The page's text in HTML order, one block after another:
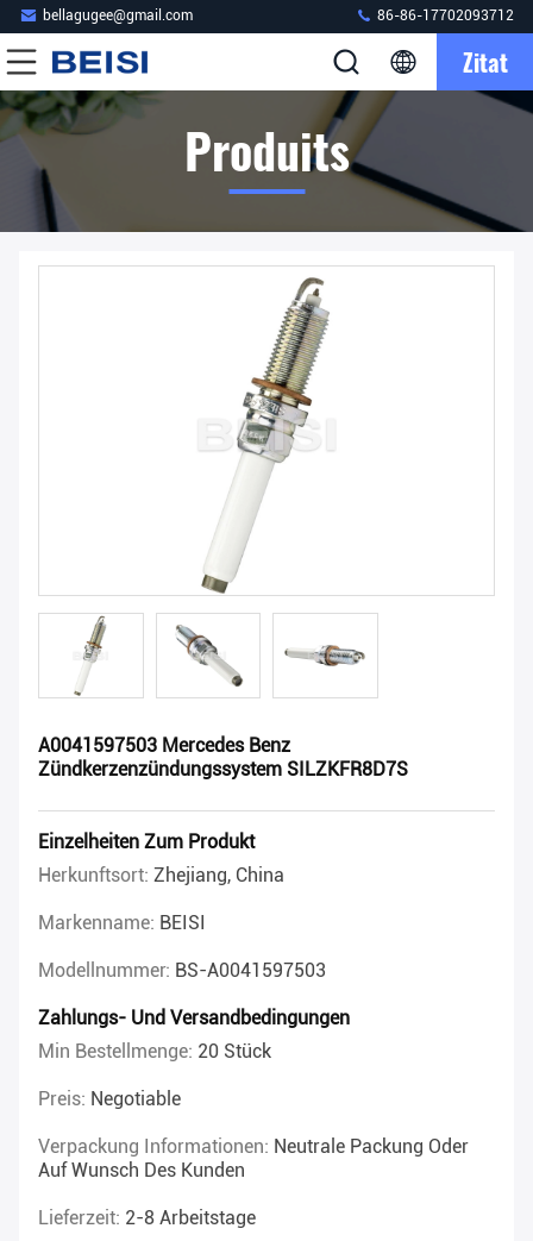
bellagugee@gmail.com 86-86-17702093712
Zitat
Produits
A0041597503 Mercedes Benz
Zündkerzenzündungssystem SILZKFR8D7S
Einzelheiten Zum Produkt
Herkunftsort: Zhejiang, China
Markenname: BEISI
Modellnummer: BS-A0041597503
Zahlungs- Und Versandbedingungen
Min Bestellmenge: 20 Stück
Preis: Negotiable
Verpackung Informationen: Neutrale Packung Oder
Auf Wunsch Des Kunden
Lieferzeit: 2-8 Arbeitstage